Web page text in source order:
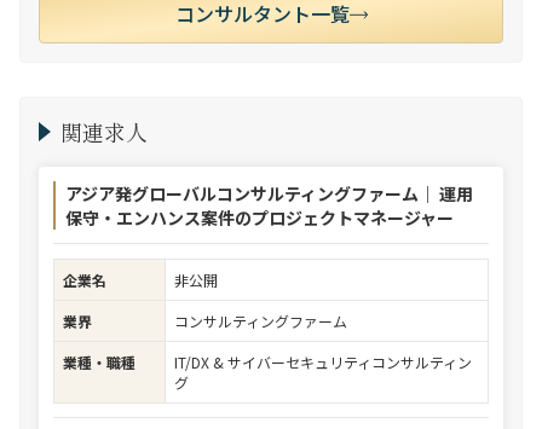
コンサルタント一覧
関連求人
アジア発グローバルコンサルティングファーム｜ 運用
保守・エンハンス案件のプロジェクトマネージャー
企業名
非公開
業界
コンサルティングファーム
業種・職種
IT/DX & サイバーセキュリティコンサルティン
グ